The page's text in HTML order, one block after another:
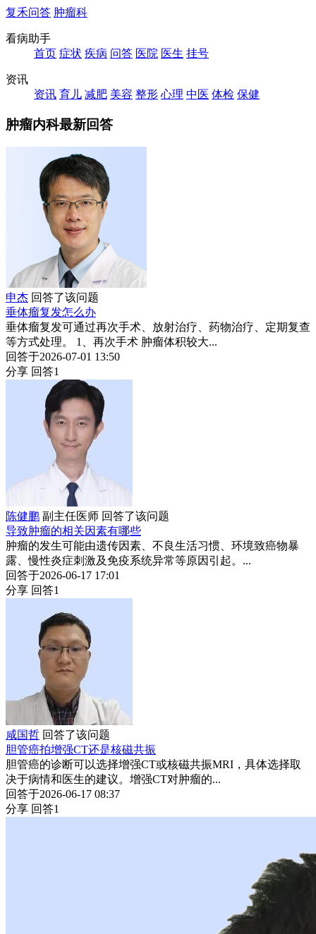
复禾问答 肿瘤科
看病助手
首页 症状 疾病 问答 医院 医生 挂号
资讯
资讯 育儿 减肥 美容 整形 心理 中医 体检 保健
肿瘤内科最新回答
申杰 回答了该问题
垂体瘤复发怎么办
垂体瘤复发可通过再次手术、放射治疗、药物治疗、定期复查
等方式处理。 1、再次手术 肿瘤体积较大...
回答于2026-07-01 13:50
分享 回答1
陈健鹏 副主任医师 回答了该问题
导致肿瘤的相关因素有哪些
肿瘤的发生可能由遗传因素、不良生活习惯、环境致癌物暴
露、慢性炎症刺激及免疫系统异常等原因引起。...
回答于2026-06-17 17:01
分享 回答1
咸国哲 回答了该问题
胆管癌拍增强CT还是核磁共振
胆管癌的诊断可以选择增强CT或核磁共振MRI，具体选择取
决于病情和医生的建议。增强CT对肿瘤的...
回答于2026-06-17 08:37
分享 回答1